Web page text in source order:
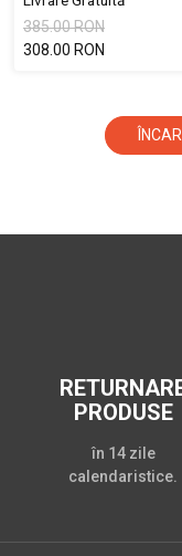
385.00 RON
308.00 RON
PRODUSE
în 14 zile
calendaristice.